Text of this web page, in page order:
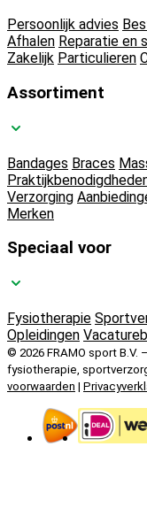
Persoonlijk advies
Afhalen Reparatie en
Zakelijk Particulieren
Assortiment
Bandages Braces
Verzorging
Merken
Speciaal voor
Fysiotherapie
Opleidingen
© 2026 FRAMO sport
fysiotherapie,
voorwaarden |